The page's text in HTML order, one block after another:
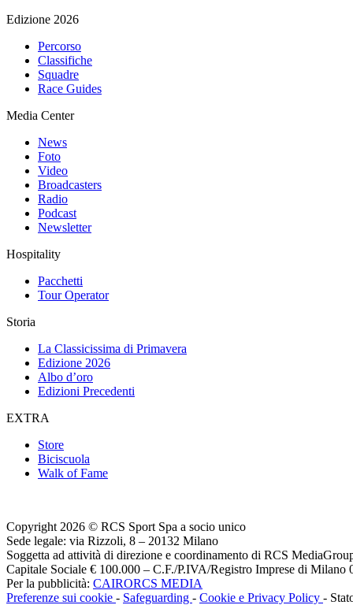
Edizione 2026
Percorso
Classifiche
Squadre
Race Guides
Media Center
News
Foto
Video
Broadcasters
Radio
Podcast
Newsletter
Hospitality
Pacchetti
Tour Operator
Storia
La Classicissima di Primavera
Edizione 2026
Albo d’oro
Edizioni Precedenti
EXTRA
Store
Biciscuola
Walk of Fame
Copyright 2026 © RCS Sport Spa a socio unico
Sede legale: via Rizzoli, 8 – 20132 Milano
Soggetta ad attività di direzione e coordinamento di RCS
Capitale Sociale € 100.000 – C.F./P.IVA/Registro Imprese di
Per la pubblicità: CAIRORCS MEDIA
Preferenze sui cookie - Safeguarding - Cookie e Privacy Policy -